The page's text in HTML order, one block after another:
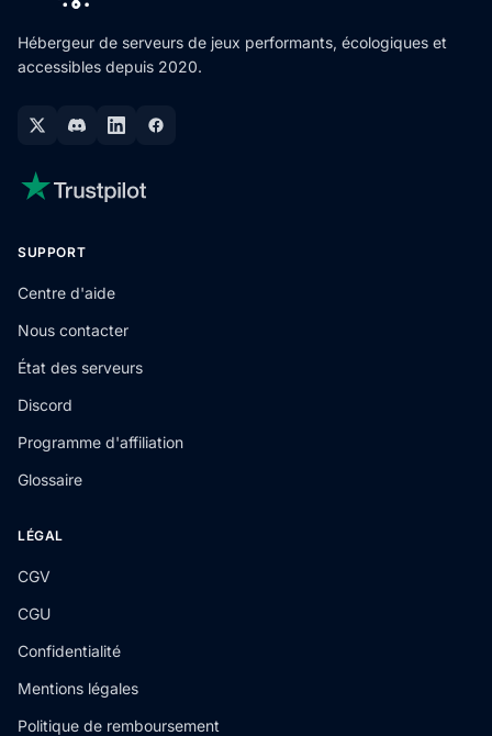
Hébergeur de serveurs de jeux performants, écologiques et
accessibles depuis 2020.
SUPPORT
Centre d'aide
Nous contacter
État des serveurs
Discord
Programme d'affiliation
Glossaire
LÉGAL
CGV
CGU
Confidentialité
Mentions légales
Politique de remboursement